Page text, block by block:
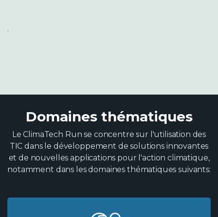
.
Domaines thématiques
Le ClimaTech Run se concentre sur l'utilisation des
TIC dans le développement de solutions innovantes
et de nouvelles applications pour l'action climatique,
notamment dans les domaines thématiques suivants: